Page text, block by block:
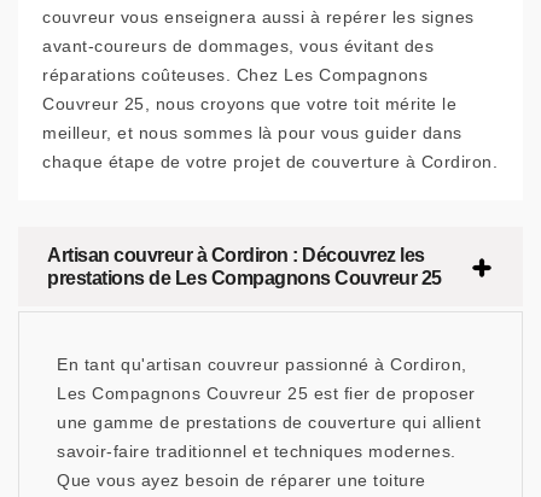
couvreur vous enseignera aussi à repérer les signes
avant-coureurs de dommages, vous évitant des
réparations coûteuses. Chez Les Compagnons
Couvreur 25, nous croyons que votre toit mérite le
meilleur, et nous sommes là pour vous guider dans
chaque étape de votre projet de couverture à Cordiron.
Artisan couvreur à Cordiron : Découvrez les
prestations de Les Compagnons Couvreur 25
En tant qu'artisan couvreur passionné à Cordiron,
Les Compagnons Couvreur 25 est fier de proposer
une gamme de prestations de couverture qui allient
savoir-faire traditionnel et techniques modernes.
Que vous ayez besoin de réparer une toiture